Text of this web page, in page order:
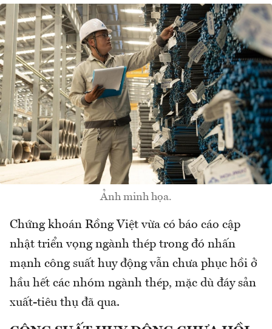
Ảnh minh họa.
Chứng khoán Rồng Việt vừa có báo cáo cập
nhật triển vọng ngành thép trong đó nhấn
mạnh công suất huy động vẫn chưa phục hồi ở
hầu hết các nhóm ngành thép, mặc dù đáy sản
xuất-tiêu thụ đã qua.